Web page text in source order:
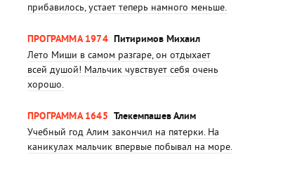
прибавилось, устает теперь намного меньше.
ПРОГРАММА 1974 Питиримов Михаил
Лето Миши в самом разгаре, он отдыхает
всей душой! Мальчик чувствует себя очень
хорошо.
ПРОГРАММА 1645 Тлекемпашев Алим
Учебный год Алим закончил на пятерки. На
каникулах мальчик впервые побывал на море.